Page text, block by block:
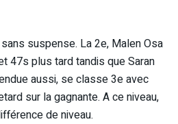
suspense. La 2e, Malen Osa
47s plus tard tandis que Saran
aussi, se classe 3e avec
sur la gagnante. A ce niveau,
de niveau.